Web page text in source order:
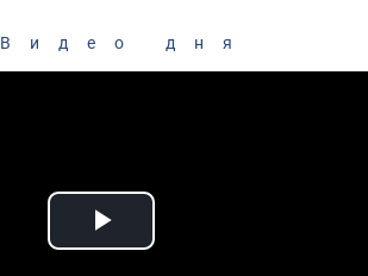
Видео дня
Play Video